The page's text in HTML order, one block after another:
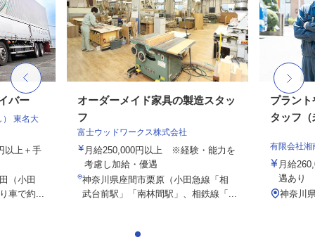
バー
） 東名大
以上＋手
（小田
車で約...
オーダーメイド家具の製造スタッ
フ
富士ウッドワークス株式会社
月給250,000円以上 ※経験・能力を
考慮し加給・優遇
神奈川県座間市栗原（小田急線「相
武台前駅」「南林間駅」、相鉄線「...
プラン
タッフ
有限会社湘
月給
遇あり
神奈川